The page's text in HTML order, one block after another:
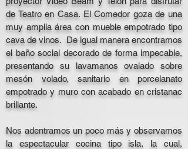
de Teatro en Casa. El Comedor goza de una
muy amplia área con mueble empotrado tipo
cava de vinos. De igual manera encontramos
el baño social decorado de forma impecable,
presentando su lavamanos ovalado sobre
mesón volado, sanitario en porcelanato
empotrado y muro con acabado en cristanac
brillante.
Nos adentramos un poco más y observamos
la espectacular cocina tipo isla, la cual,